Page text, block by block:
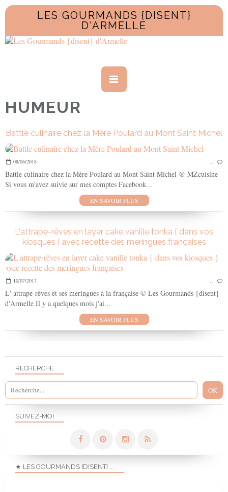
LES GOURMANDS {DISENT}
D'ARMELLE
HUMEUR
Battle culinaire chez la Mère Poulard au Mont Saint Michel
08/06/2018 …
Battle culinaire chez la Mère Poulard au Mont Saint Michel @ MZcuisine
Si vous m'avez suivie sur mes comptes Facebook...
EN SAVOIR PLUS
L'attrape-rêves en layer cake vanille tonka { dans vos
kiosques } avec recette des meringues françaises
10/07/2017 …
L' attrape-rêves et ses meringues à la française © Les Gourmands {disent}
d'Armelle Il y a quelques mois j'ai...
EN SAVOIR PLUS
SUIVEZ-MOI
RECHERCHE
★ LES GOURMANDS {DISENT} ...